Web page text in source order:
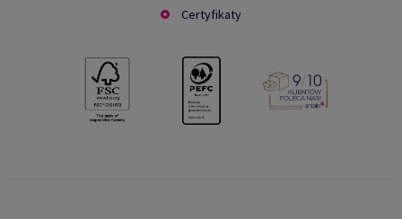
Certyfikaty